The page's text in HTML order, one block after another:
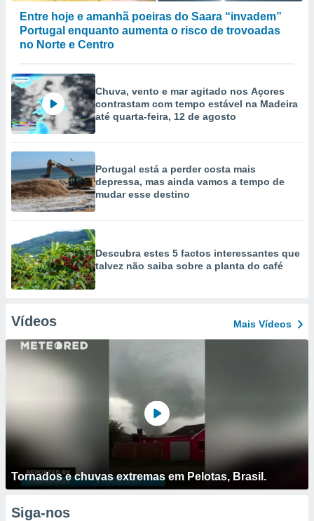
Entre hoje e amanhã poeiras do Saara “invadem”
Portugal enquanto aumenta o risco de trovoadas
no Norte e Centro
Chuva, vento e mar agitado nos Açores
contrastam com tempo estável na Madeira
até quarta-feira, 12 de agosto
Portugal está a perder costa mais
depressa, mas ainda vamos a tempo de
mudar esse destino
Descubra estes 5 factos interessantes que
talvez não saiba sobre a planta do café
Vídeos Mais Vídeos
Tornados e chuvas extremas em Pelotas, Brasil.
Siga-nos